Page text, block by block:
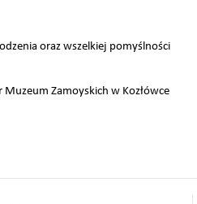
oraz wszelkiej pomyślności
Muzeum Zamoyskich w Kozłówce